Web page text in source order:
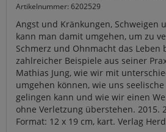
Artikelnummer: 6202529
Angst und Kränkungen, Schweigen
kann man damit umgehen, um zu
Schmerz und Ohnmacht das Leben
zahlreicher Beispiele aus seiner
Mathias Jung, wie wir mit
umgehen können, wie uns
gelingen kann und wie wir einen
ohne Verletzung überstehen. 2015.
Format: 12 x 19 cm, kart. Verlag